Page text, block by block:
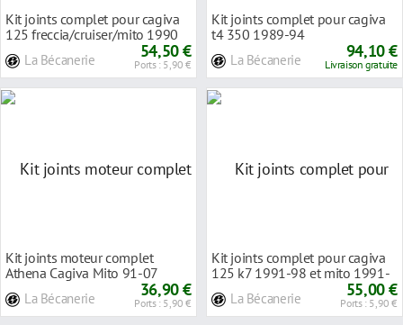
Kit joints complet pour cagiva
125 freccia/cruiser/mito 1990
La Bécanerie 54,50 €
Ports : 5,90 €
Kit joints complet pour cagiva
t4 350 1989-94
La Bécanerie 94,10 €
Livraison gratuite
Kit joints moteur complet
Athena Cagiva Mito 91-07
La Bécanerie 36,90 €
Ports : 5,90 €
Kit joints complet pour cagiva
125 k7 1991-98 et mito 1991-
La Bécanerie 55,00 €
Ports : 5,90 €